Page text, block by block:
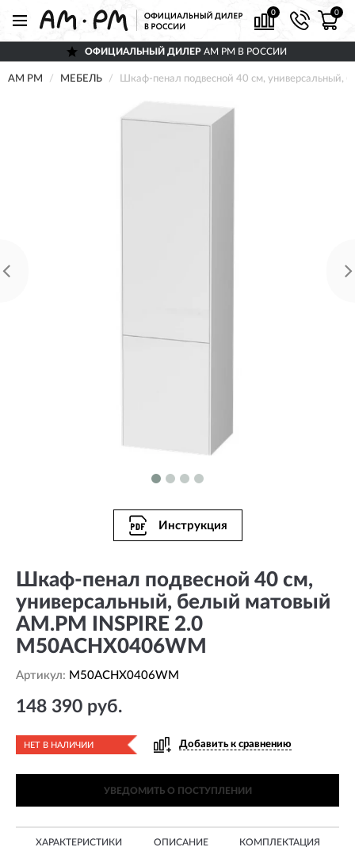
0 0
ОФИЦИАЛЬНЫЙ ДИЛЕР AM PM В РОССИИ
AM PM МЕБЕЛЬ Шкаф-пенал подвесной 40 см, универсальный,
Инструкция
Шкаф-пенал подвесной 40 см,
универсальный, белый матовый
AM.PM INSPIRE 2.0
M50ACHX0406WM
Артикул: M50ACHX0406WM
148 390 руб.
НЕТ В НАЛИЧИИ Добавить к сравнению
УВЕДОМИТЬ О ПОСТУПЛЕНИИ
ХАРАКТЕРИСТИКИ ОПИСАНИЕ КОМПЛЕКТАЦИЯ